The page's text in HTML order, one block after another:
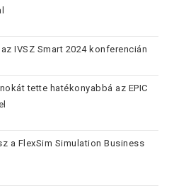
IVSZ Smart 2024 konferencián
tette hatékonyabbá az EPIC
a FlexSim Simulation Business